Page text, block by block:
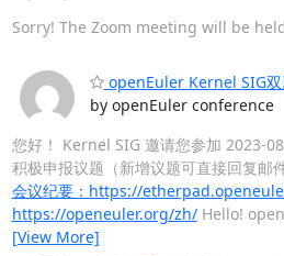
Sorry! The Zoom meeting will be
openEuler Kernel SIG双
by openEuler conference
您好！ Kernel SIG 邀请您参加 2023-
积极申报议题（新增议题可直接回复
会议纪要：https://
https://openeuler.org/zh/Hello!
[View More]